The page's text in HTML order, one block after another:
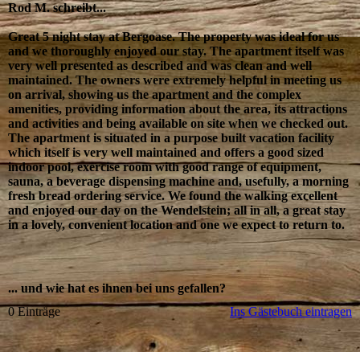
Rod M. schreibt...
Great 5 night stay at Bergoase. The property was ideal for us
and we thoroughly enjoyed our stay. The apartment itself was
very well presented as described and was clean and well
maintained. The owners were extremely helpful in meeting us
on arrival, showing us the apartment and the complex
amenities, providing information about the area, its attractions
and activities and being available on site when we checked out.
The apartment is situated in a purpose built vacation facility
which itself is very well maintained and offers a good sized
indoor pool, exercise room with good range of equipment,
sauna, a beverage dispensing machine and, usefully, a morning
fresh bread ordering service. We found the walking excellent
and enjoyed our day on the Wendelstein; all in all, a great stay
in a lovely, convenient location and one we expect to return to.
... und wie hat es ihnen bei uns gefallen?
0 Einträge
Ins Gästebuch eintragen